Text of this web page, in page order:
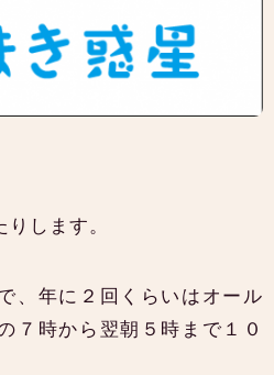
します。
、年に２回くらいはオール
７時から翌朝５時まで１０